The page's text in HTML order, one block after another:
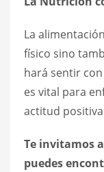
La
físico sino
hará sentir
es vital para
actitud
Te invitamos
puedes